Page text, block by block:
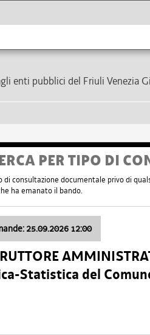
enti pubblici del Friuli Venezia
PER TIPO DI
consultazione documentale privo di
ha emanato il bando.
25.09.2026 12:00
Statistica del